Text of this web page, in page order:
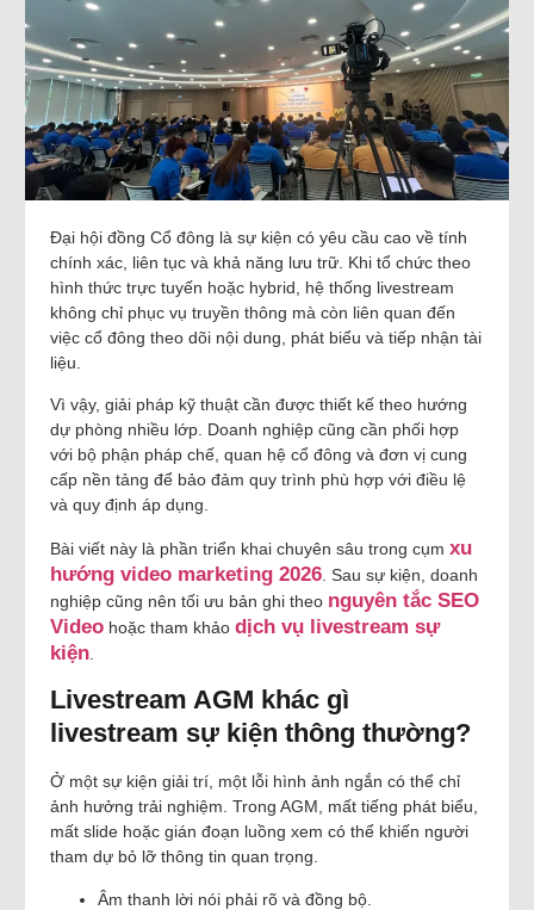
Đại hội đồng Cổ đông là sự kiện có yêu cầu cao về tính
chính xác, liên tục và khả năng lưu trữ. Khi tổ chức theo
hình thức trực tuyến hoặc hybrid, hệ thống livestream
không chỉ phục vụ truyền thông mà còn liên quan đến
việc cổ đông theo dõi nội dung, phát biểu và tiếp nhận tài
liệu.
Vì vậy, giải pháp kỹ thuật cần được thiết kế theo hướng
dự phòng nhiều lớp. Doanh nghiệp cũng cần phối hợp
với bộ phận pháp chế, quan hệ cổ đông và đơn vị cung
cấp nền tảng để bảo đảm quy trình phù hợp với điều lệ
và quy định áp dụng.
Bài viết này là phần triển khai chuyên sâu trong cụm xu
hướng video marketing 2026 . Sau sự kiện, doanh
nghiệp cũng nên tối ưu bản ghi theo nguyên tắc SEO
Video hoặc tham khảo dịch vụ livestream sự
kiện
Livestream AGM khác gì
livestream sự kiện thông thường?
Ở một sự kiện giải trí, một lỗi hình ảnh ngắn có thể chỉ
ảnh hưởng trải nghiệm. Trong AGM, mất tiếng phát biểu,
mất slide hoặc gián đoạn luồng xem có thể khiến người
tham dự bỏ lỡ thông tin quan trọng.
Âm thanh lời nói phải rõ và đồng bộ.